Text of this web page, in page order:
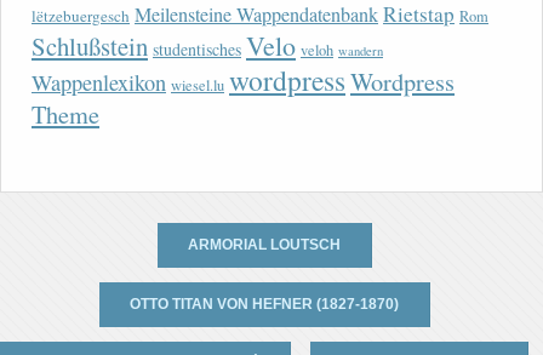
lëtzebuergesch Meilensteine WappendatenbankRietstap Rom
Schlußstein studentisches Velo veloh wandern
Wappenlexikon wiesel.lu wordpressWordpress
Theme
ARMORIAL LOUTSCH
OTTO TITAN VON HEFNER (1827-1870)